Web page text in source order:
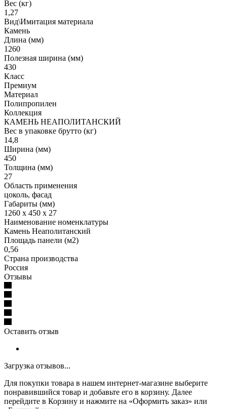
Вес (кг)
1,27
Вид\Имитация материала
Камень
Длина (мм)
1260
Полезная ширина (мм)
430
Класс
Премиум
Материал
Полипропилен
Коллекция
КАМЕНЬ НЕАПОЛИТАНСКИЙ
Вес в упаковке брутто (кг)
14,8
Ширина (мм)
450
Толщина (мм)
27
Область применения
цоколь, фасад
Габариты (мм)
1260 x 450 x 27
Наименование номенклатуры
Камень Неаполитанский
Площадь панели (м2)
0,56
Страна производства
Россия
Отзывы
Оставить отзыв
Загрузка отзывов...
Для покупки товара в нашем интернет-магазине выберите
понравившийся товар и добавьте его в корзину. Далее
перейдите в Корзину и нажмите на «Оформить заказ» или